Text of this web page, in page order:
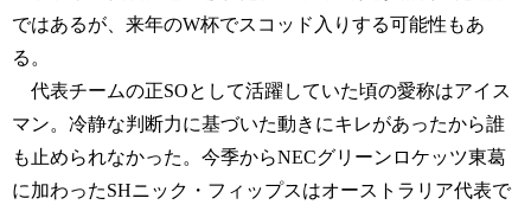
ではあるが、来年のW杯でスコッド入りする可能性もあ
る。
代表チームの正SOとして活躍していた頃の愛称はアイス
マン。冷静な判断力に基づいた動きにキレがあったから誰
も止められなかった。今季からNECグリーンロケッツ東葛
に加わったSHニック・フィップスはオーストラリア代表で